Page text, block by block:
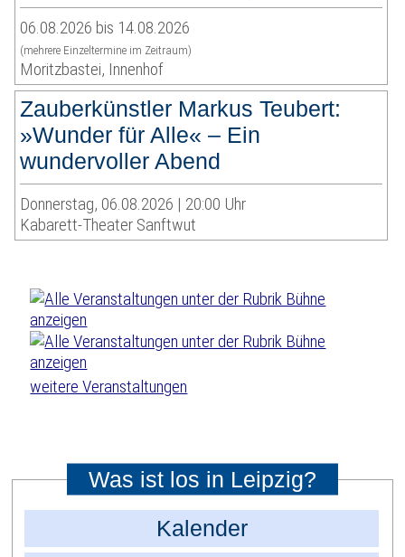
06.08.2026 bis 14.08.2026
(mehrere Einzeltermine im Zeitraum)
Moritzbastei, Innenhof
Zauberkünstler Markus Teubert:
»Wunder für Alle« – Ein
wundervoller Abend
Donnerstag, 06.08.2026 | 20:00 Uhr
Kabarett-Theater Sanftwut
weitere Veranstaltungen
Was ist los in Leipzig?
Kalender